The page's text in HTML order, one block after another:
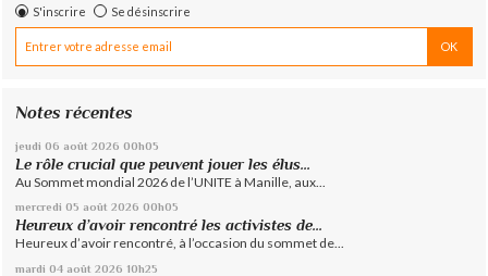
S'inscrire Se désinscrire
Notes récentes
jeudi 06 août 2026 00h05
Le rôle crucial que peuvent jouer les élus...
Au Sommet mondial 2026 de l’UNITE à Manille, aux...
mercredi 05 août 2026 00h05
Heureux d’avoir rencontré les activistes de...
Heureux d’avoir rencontré, à l’occasion du sommet de...
mardi 04 août 2026 10h25